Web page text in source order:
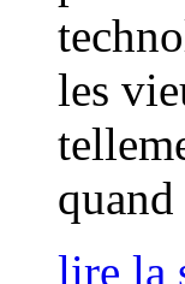
les
lire la